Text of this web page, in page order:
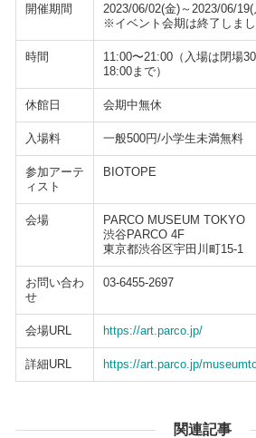
開催期間
2023/06/02(金)～2023/06/19(
※イベント会期は終了しま
時間
11:00〜21:00（入場は閉場
18:00まで）
休館日 会期中無休
入場料 一般500円/小学生未満無料
参加アーテ
ィスト
BIOTOPE
会場
PARCO MUSEUM TOKYO
渋谷PARCO 4F
東京都渋谷区宇田川町15-1
お問い合わ
せ
03-6455-2697
会場URL https://art.parco.jp/
詳細URL https://art.parco.jp/
関連記事